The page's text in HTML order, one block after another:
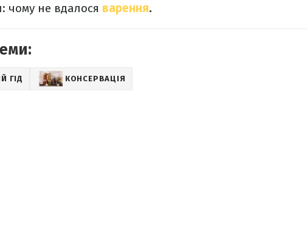
чому не вдалося варення.
ГІД КОНСЕРВАЦІЯ